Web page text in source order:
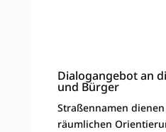
Dialogangebot an
und Bürger
Straßennamen
räumlichen